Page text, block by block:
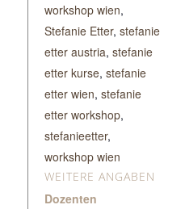
workshop wien,
Stefanie Etter, stefanie
etter austria, stefanie
etter kurse, stefanie
etter wien, stefanie
etter workshop,
stefanieetter,
workshop wien
WEITERE ANGABEN
Dozenten